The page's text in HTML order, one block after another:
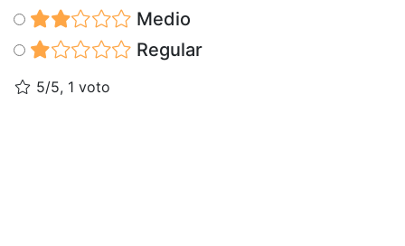
Medio
Regular
5/5, 1 voto